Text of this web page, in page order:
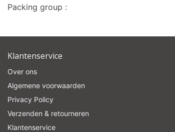
Packing group :
Klantenservice
Over ons
Algemene voorwaarden
Privacy Policy
Verzenden & retourneren
Klantenservice